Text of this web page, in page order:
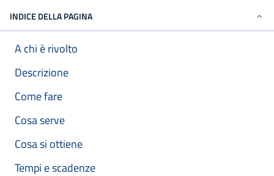
INDICE DELLA PAGINA
A chi è rivolto
Descrizione
Come fare
Cosa serve
Cosa si ottiene
Tempi e scadenze